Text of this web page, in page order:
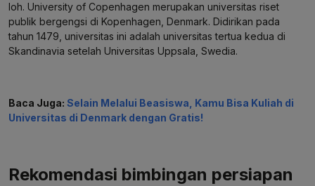
loh. University of Copenhagen merupakan universitas riset
publik bergengsi di Kopenhagen, Denmark. Didirikan pada
tahun 1479, universitas ini adalah universitas tertua kedua di
Skandinavia setelah Universitas Uppsala, Swedia.
Baca Juga: Selain Melalui Beasiswa, Kamu Bisa Kuliah di
Universitas di Denmark dengan Gratis!
Rekomendasi bimbingan persiapan